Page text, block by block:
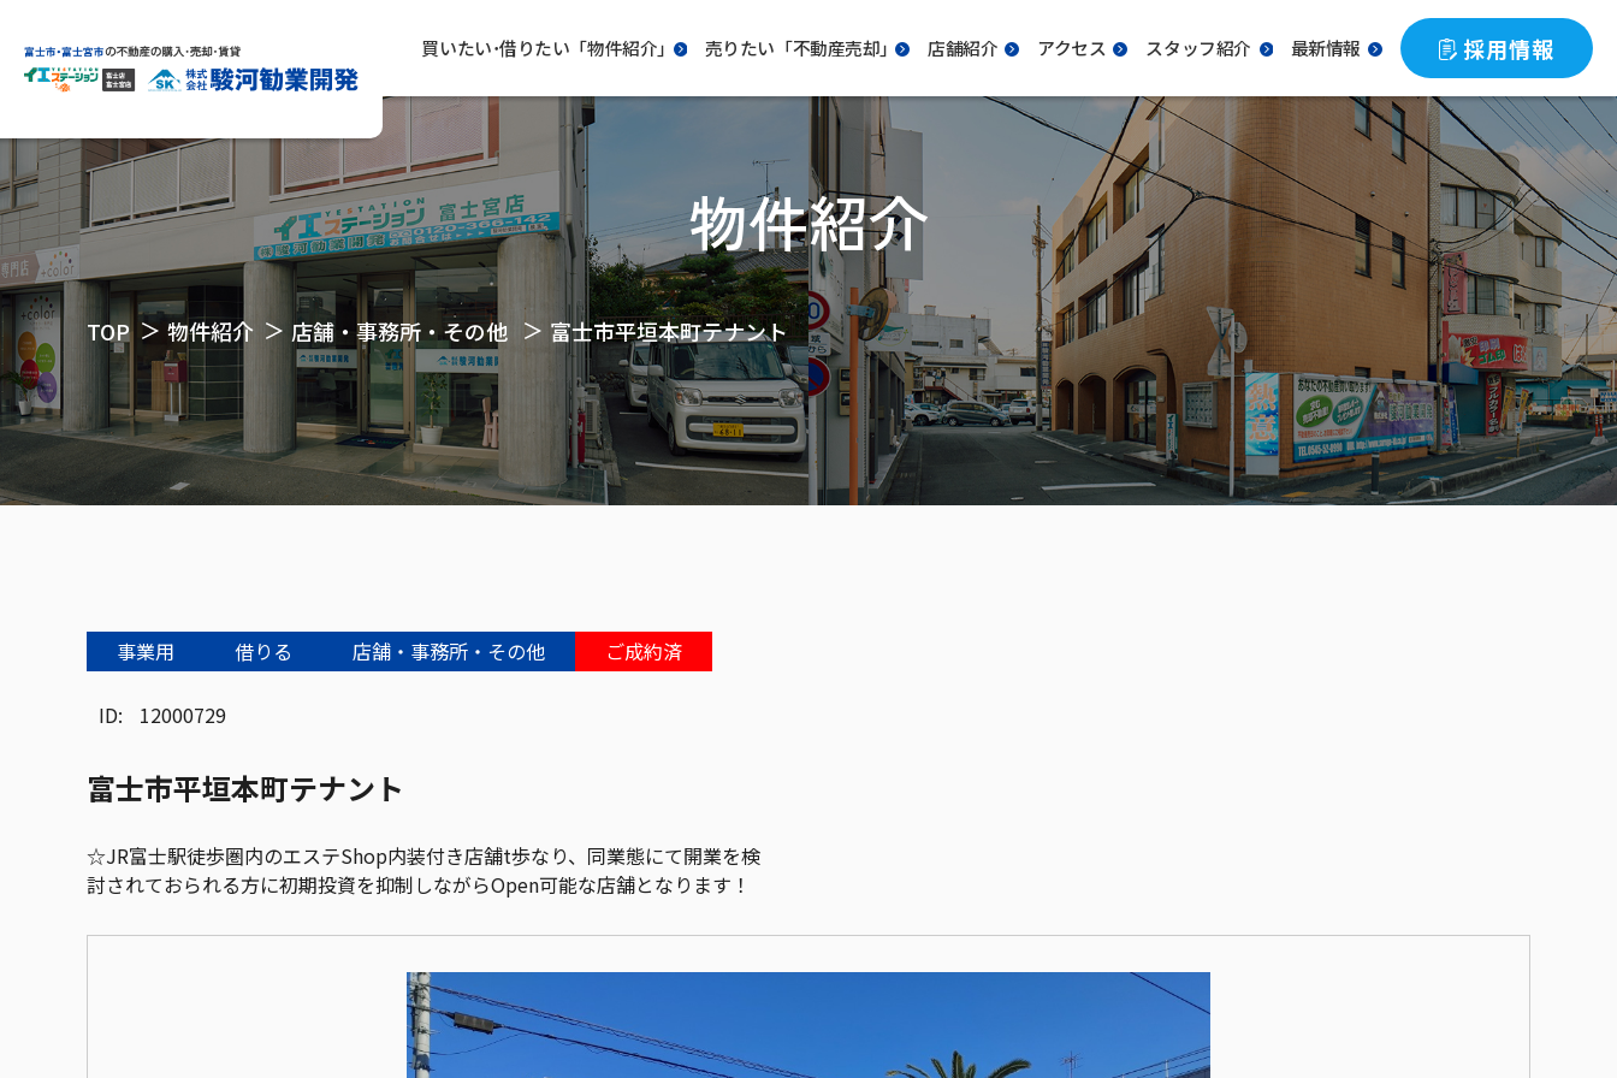
買いたい･借りたい「物件紹介｣ 売りたい「不動産売却｣ 店舗紹介 アクセス スタッフ紹介 最新情報 採用情報
物件紹介
TOP 物件紹介 店舗・事務所・その他 富士市平垣本町テナント
事業用 借りる 店舗・事務所・その他 ご成約済
ID: 12000729
富士市平垣本町テナント
☆JR富士駅徒歩圏内のエステShop内装付き店舗t歩なり、同業態にて開業を検
討されておられる方に初期投資を抑制しながらOpen可能な店舗となります！